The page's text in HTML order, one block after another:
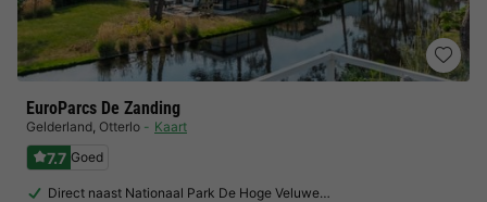
EuroParcs De Zanding
Gelderland, Otterlo Kaart
7.7 Goed
Direct naast Nationaal Park De Hoge Veluwe…